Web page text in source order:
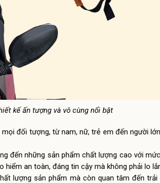
kế ấn tượng và vô cùng nổi bật
đối tượng, từ nam, nữ, trẻ em đến người
đến những sản phẩm chất lượng cao với
an toàn, đáng tin cậy mà không phải lo
lượng sản phẩm mà còn quan tâm đến trải